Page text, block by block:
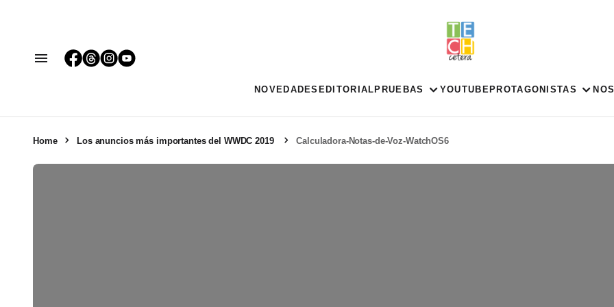
NOVEDADES EDITORIAL PRUEBAS YOUTUBE PROTAGONISTAS
Home Los anuncios más importantes del WWDC 2019 Calculadora-Notas-de-Voz-WatchOS6